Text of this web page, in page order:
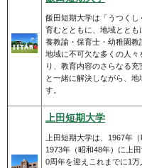
飯田短期大学は「うつく
育むとともに、地域とと
養教諭・保育士・幼稚園教
地域に不可欠な多くの人
り、教育内容のさらなる
と一緒に解決しながら、
す。
上田短期大学
上田短期大学は、1967年
1973年（昭和48年）に上
0周年を迎えこれまでに1